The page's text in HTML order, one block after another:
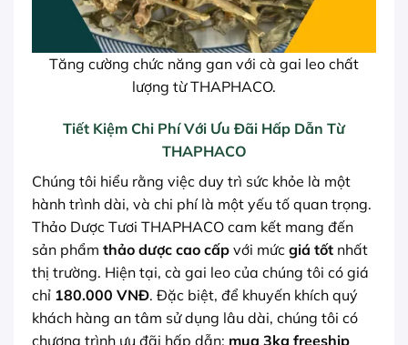
Tăng cường chức năng gan với cà gai leo chất
lượng từ THAPHACO.
Tiết Kiệm Chi Phí Với Ưu Đãi Hấp Dẫn Từ
THAPHACO
Chúng tôi hiểu rằng việc duy trì sức khỏe là một
hành trình dài, và chi phí là một yếu tố quan trọng.
Thảo Dược Tươi THAPHACO cam kết mang đến
sản phẩm thảo dược cao cấp với mức giá tốt nhất
thị trường. Hiện tại, cà gai leo của chúng tôi có giá
chỉ 180.000 VNĐ. Đặc biệt, để khuyến khích quý
khách hàng an tâm sử dụng lâu dài, chúng tôi có
chương trình ưu đãi hấp dẫn: mua 3kg freeship